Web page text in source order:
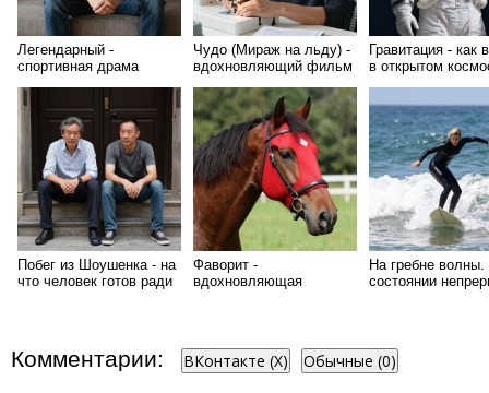
Легендарный -
спортивная драма
Чудо (Мираж на льду) -
вдохновляющий фильм
Гравитация - как
в открытом
Побег из Шоушенка - на
что человек готов ради
Фаворит -
вдохновляющая
На гребне
состоянии
Комментарии: ВКонтакте (X) Обычные (0)